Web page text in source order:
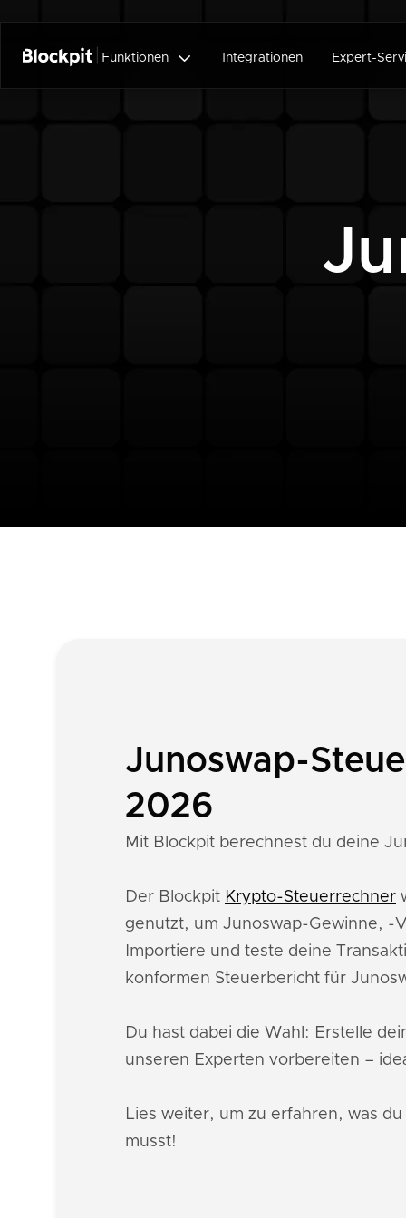
Funktionen  Integrationen Expert-
Junoswap-
2026
Mit Blockpit berechnest du deine
Der Blockpit Krypto-Steuerrechner
genutzt, um Junoswap-Gewinne, -
Importiere und teste deine
konformen Steuerbericht für
Du hast dabei die Wahl: Erstelle
unseren Experten vorbereiten –
Lies weiter, um zu erfahren, was
musst!